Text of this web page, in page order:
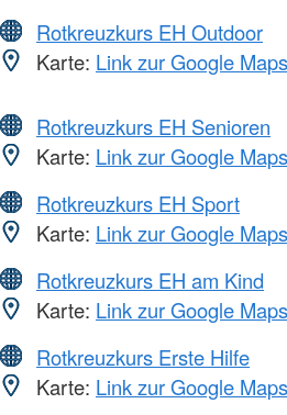
Rotkreuzkurs EH Outdoor
Karte: Link zur Google
Rotkreuzkurs EH Senioren
Karte: Link zur Google
Rotkreuzkurs EH Sport
Karte: Link zur Google
Rotkreuzkurs EH am Kind
Karte: Link zur Google
Rotkreuzkurs Erste Hilfe
Karte: Link zur Google